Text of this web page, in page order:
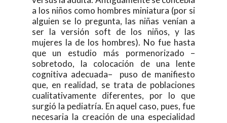
a los niños como hombres miniatura (por si
alguien se lo pregunta, las niñas venían a
ser la versión soft de los niños, y las
mujeres la de los hombres). No fue hasta
que un estudio más pormenorizado –
sobretodo, la colocación de una lente
cognitiva adecuada– puso de manifiesto
que, en realidad, se trata de poblaciones
cualitativamente diferentes, por lo que
surgió la pediatría. En aquel caso, pues, fue
necesaria la creación de una especialidad